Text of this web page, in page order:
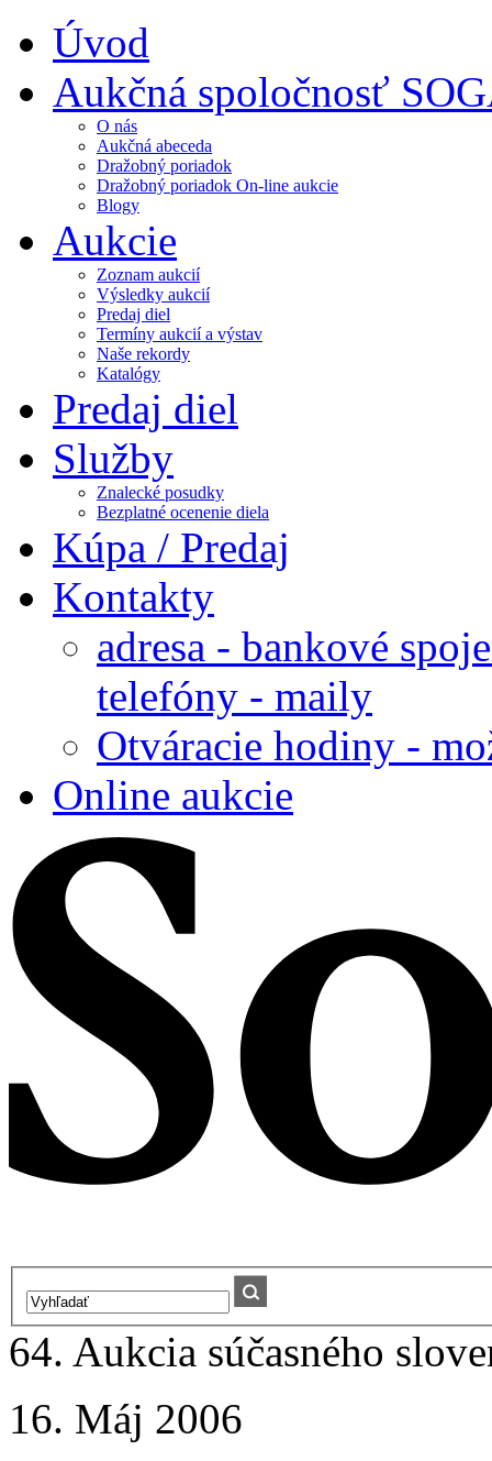
Úvod
Aukčná spoločnosť
O nás
Aukčná abeceda
Dražobný poriadok
Dražobný poriadok On-line aukcie
Blogy
Aukcie
Zoznam aukcií
Výsledky aukcií
Predaj diel
Termíny aukcií a výstav
Naše rekordy
Katalógy
Predaj diel
Služby
Znalecké posudky
Bezplatné ocenenie diela
Kúpa / Predaj
Kontakty
adresa - bankové
telefóny - maily
Otváracie hodiny -
Online aukcie
64. Aukcia súčasného
16. Máj 2006